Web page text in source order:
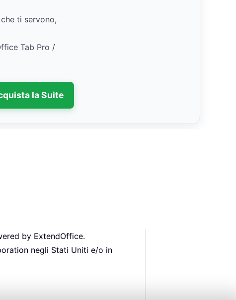
ti servono,
Tab Pro /
la Suite
by ExtendOffice.
negli Stati Uniti e/o in